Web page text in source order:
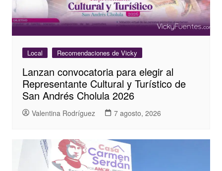
Local Recomendaciones de Vicky
Lanzan convocatoria para elegir al
Representante Cultural y Turístico de
San Andrés Cholula 2026
Valentina Rodríguez 7 agosto, 2026